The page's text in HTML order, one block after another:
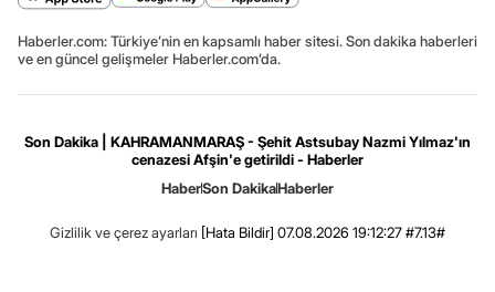
Haberler.com: Türkiye’nin en kapsamlı haber sitesi. Son dakika haberleri
ve en güncel gelişmeler Haberler.com’da.
Son Dakika | KAHRAMANMARAŞ - Şehit Astsubay Nazmi Yılmaz'ın
cenazesi Afşin'e getirildi - Haberler
HaberSon DakikaHaberler
Gizlilik ve çerez ayarları [Hata Bildir] 07.08.2026 19:12:27 #7.13#